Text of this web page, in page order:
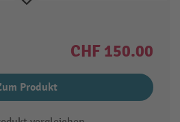
CHF 150.00
Produkt